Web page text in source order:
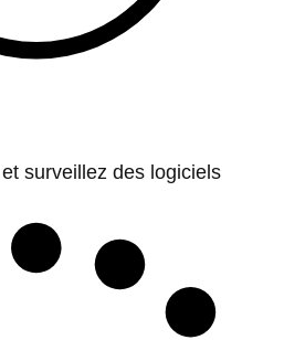
surveillez des logiciels